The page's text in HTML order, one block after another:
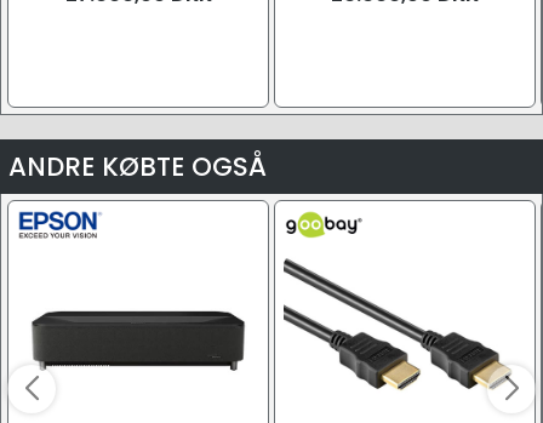
ANDRE KØBTE OGSÅ